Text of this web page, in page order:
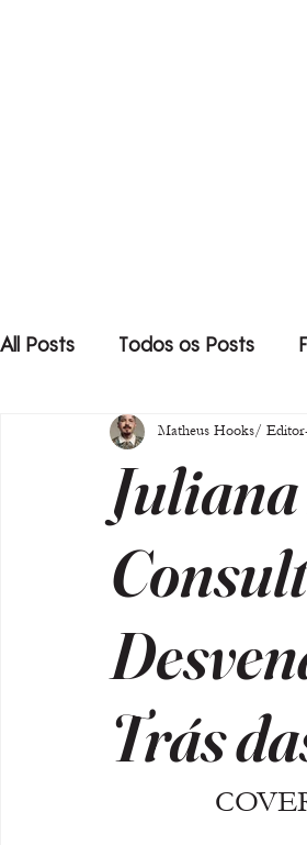
All Posts Todos os Posts
Trás
Matheus Hooks/